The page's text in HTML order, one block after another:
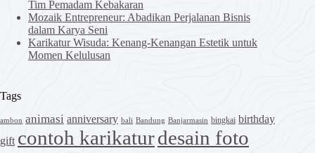
Tim Pemadam Kebakaran
Mozaik Entrepreneur: Abadikan Perjalanan Bisnis
dalam Karya Seni
Karikatur Wisuda: Kenang-Kenangan Estetik untuk
Momen Kelulusan
Tags
ambon animasi anniversary bali Bandung Banjarmasin bingkai birthday
gift contoh karikaturdesain foto